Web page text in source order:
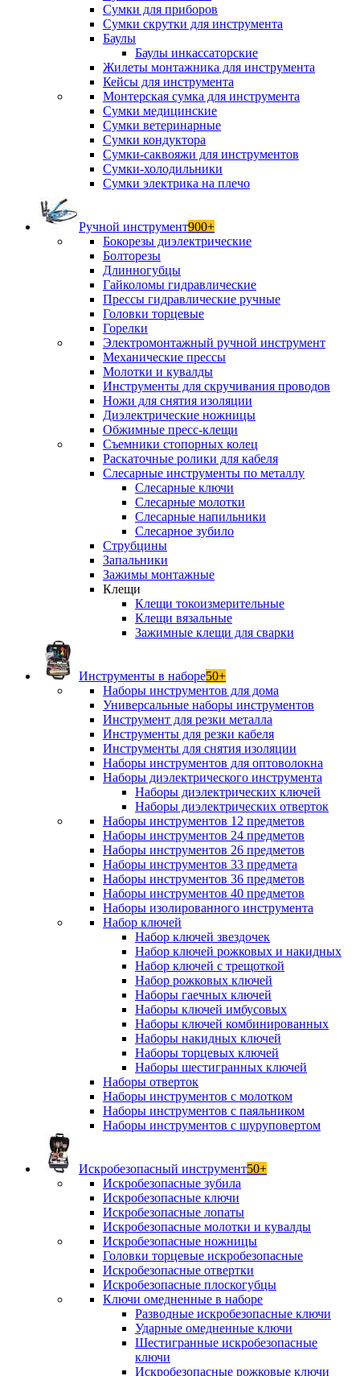
Сумки для приборов
Сумки скрутки для инструмента
Баулы
Баулы инкассаторские
Жилеты монтажника для инструмента
Кейсы для инструмента
Монтерская сумка для инструмента
Сумки медицинские
Сумки ветеринарные
Сумки кондуктора
Сумки-саквояжи для инструментов
Сумки-холодильники
Сумки электрика на плечо
Ручной инструмент900+
Бокорезы диэлектрические
Болторезы
Длинногубцы
Гайколомы гидравлические
Прессы гидравлические ручные
Головки торцевые
Горелки
Электромонтажный ручной инструмент
Механические прессы
Молотки и кувалды
Инструменты для скручивания проводов
Ножи для снятия изоляции
Диэлектрические ножницы
Обжимные пресс-клещи
Съемники стопорных колец
Раскаточные ролики для кабеля
Слесарные инструменты по металлу
Слесарные ключи
Слесарные молотки
Слесарные напильники
Слесарное зубило
Струбцины
Запальники
Зажимы монтажные
Клещи
Клещи токоизмерительные
Клещи вязальные
Зажимные клещи для сварки
Инструменты в наборе50+
Наборы инструментов для дома
Универсальные наборы инструментов
Инструмент для резки металла
Инструменты для резки кабеля
Инструменты для снятия изоляции
Наборы инструментов для оптоволокна
Наборы диэлектрического инструмента
Наборы диэлектрических ключей
Наборы диэлектрических отверток
Наборы инструментов 12 предметов
Наборы инструментов 24 предметов
Наборы инструментов 26 предметов
Наборы инструментов 33 предмета
Наборы инструментов 36 предметов
Наборы инструментов 40 предметов
Наборы изолированного инструмента
Набор ключей
Набор ключей звездочек
Набор ключей рожковых и накидных
Набор ключей с трещоткой
Набор рожковых ключей
Наборы гаечных ключей
Наборы ключей имбусовых
Наборы ключей комбинированных
Наборы накидных ключей
Наборы торцевых ключей
Наборы шестигранных ключей
Наборы отверток
Наборы инструментов с молотком
Наборы инструментов с паяльником
Наборы инструментов с шуруповертом
Искробезопасный инструмент50+
Искробезопасные зубила
Искробезопасные ключи
Искробезопасные лопаты
Искробезопасные молотки и кувалды
Искробезопасные ножницы
Головки торцевые искробезопасные
Искробезопасные отвертки
Искробезопасные плоскогубцы
Ключи омедненные в наборе
Разводные искробезопасные ключи
Ударные омедненные ключи
Шестигранные искробезопасные
ключи
Искробезопасные рожковые ключи